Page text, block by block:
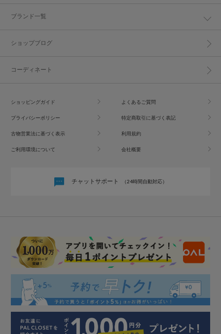
ブランド一覧
ショップブログ
コーディネート
ショッピングガイド よくあるご質問
プライバシーポリシー 特定商取引に基づく表記
古物営業法に基づく表示 利用規約
ご利用環境について 会社概要
チャットサポート （24時間自動対応）